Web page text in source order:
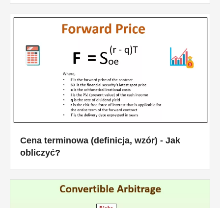
Cena terminowa (definicja, wzór) - Jak
obliczyć?